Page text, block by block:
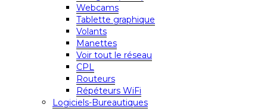
Webcams
Tablette graphique
Volants
Manettes
Voir tout le réseau
CPL
Routeurs
Répéteurs WiFi
Logiciels-Bureautiques